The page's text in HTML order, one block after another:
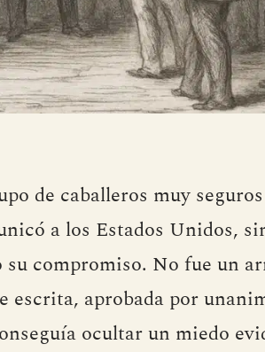
de caballeros muy
a los Estados Unidos,
compromiso. No fue un
escrita, aprobada por
ocultar un miedo